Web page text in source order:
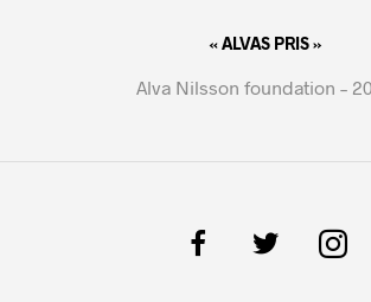
« ALVAS PRIS »
Alva Nilsson foundation –